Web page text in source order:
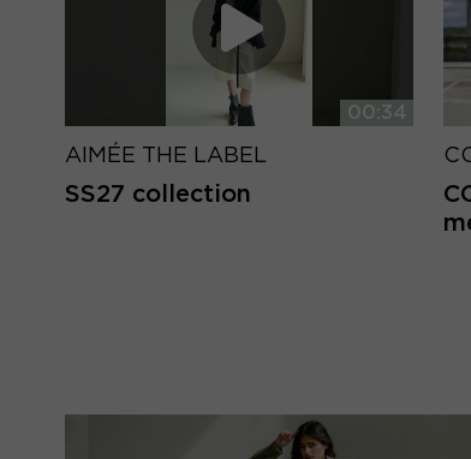
00:34
AIMÉE THE LABEL
SS27 collection